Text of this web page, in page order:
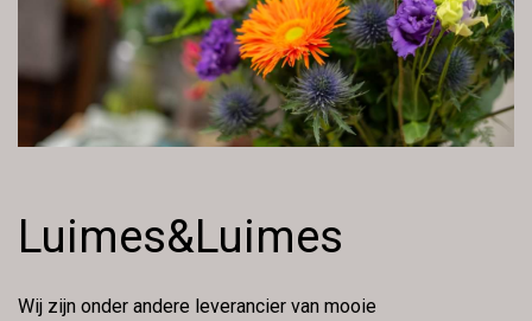
Luimes&Luimes
Wij zijn onder andere leverancier van mooie